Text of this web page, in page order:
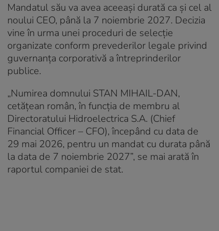
Mandatul său va avea aceeași durată ca și cel al
noului CEO, până la 7 noiembrie 2027. Decizia
vine în urma unei proceduri de selecție
organizate conform prevederilor legale privind
guvernanța corporativă a întreprinderilor
publice.
„Numirea domnului STAN MIHAIL-DAN,
cetățean român, în funcția de membru al
Directoratului Hidroelectrica S.A. (Chief
Financial Officer – CFO), începând cu data de
29 mai 2026, pentru un mandat cu durata până
la data de 7 noiembrie 2027”, se mai arată în
raportul companiei de stat.